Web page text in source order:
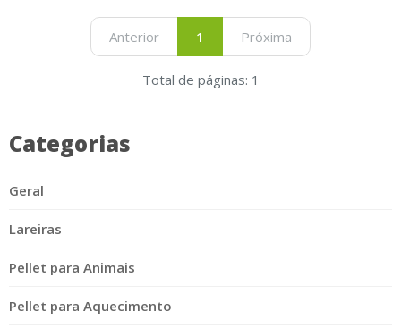
Anterior 1 Próxima
Total de páginas: 1
Categorias
Geral
Lareiras
Pellet para Animais
Pellet para Aquecimento